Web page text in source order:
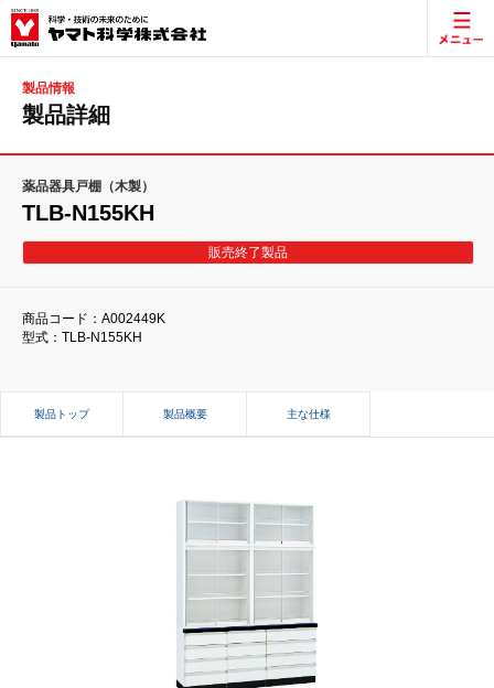
製品情報
製品詳細
薬品器具戸棚（木製）
TLB-N155KH
販売終了製品
商品コード：A002449K
型式：TLB-N155KH
製品トップ 製品概要 主な仕様